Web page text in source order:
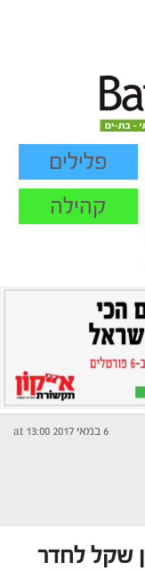
פלילים
קהילה
6 במאי 2017 at 13:00
שקל לחדר